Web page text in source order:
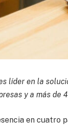
líder en la
y a más de
en cuatro